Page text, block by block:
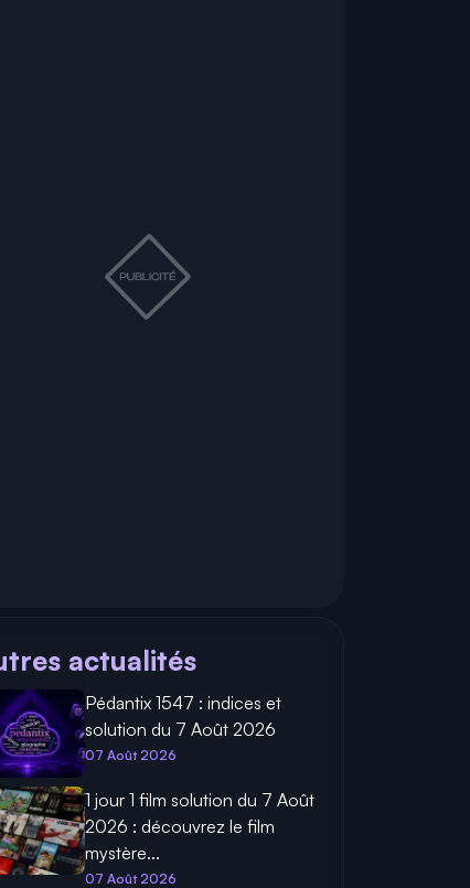
actualités
Pédantix 1547 : indices et
solution du 7 Août 2026
07 Août 2026
1 jour 1 film solution du 7 Août
2026 : découvrez le film
mystère...
07 Août 2026